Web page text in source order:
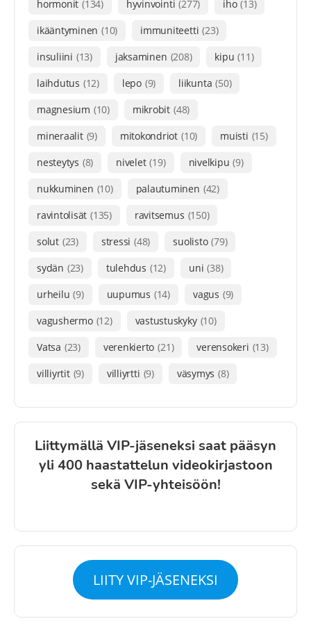
hormonit (134) hyvinvointi (277) iho (13)
ikääntyminen (10) immuniteetti (23)
insuliini (13) jaksaminen (208) kipu (11)
laihdutus (12) lepo (9) liikunta (50)
magnesium (10) mikrobit (48)
mineraalit (9) mitokondriot (10) muisti (15)
nesteytys (8) nivelet (19) nivelkipu (9)
nukkuminen (10) palautuminen (42)
ravintolisät (135) ravitsemus (150)
solut (23) stressi (48) suolisto (79)
sydän (23) tulehdus (12) uni (38)
urheilu (9) uupumus (14) vagus (9)
vagushermo (12) vastustuskyky (10)
Vatsa (23) verenkierto (21) verensokeri (13)
villiyrtit (9) villiyrtti (9) väsymys (8)
Liittymällä VIP-jäseneksi saat pääsyn
yli 400 haastattelun videokirjastoon
sekä VIP-yhteisöön!
LIITY VIP-JÄSENEKSI